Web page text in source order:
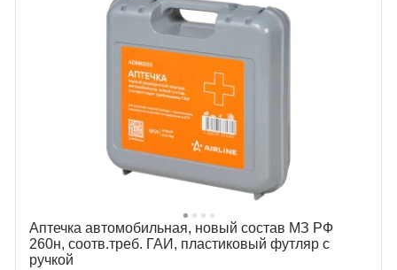
Аптечка автомобильная, новый состав МЗ РФ
260н, соотв.треб. ГАИ, пластиковый футляр с
ручкой